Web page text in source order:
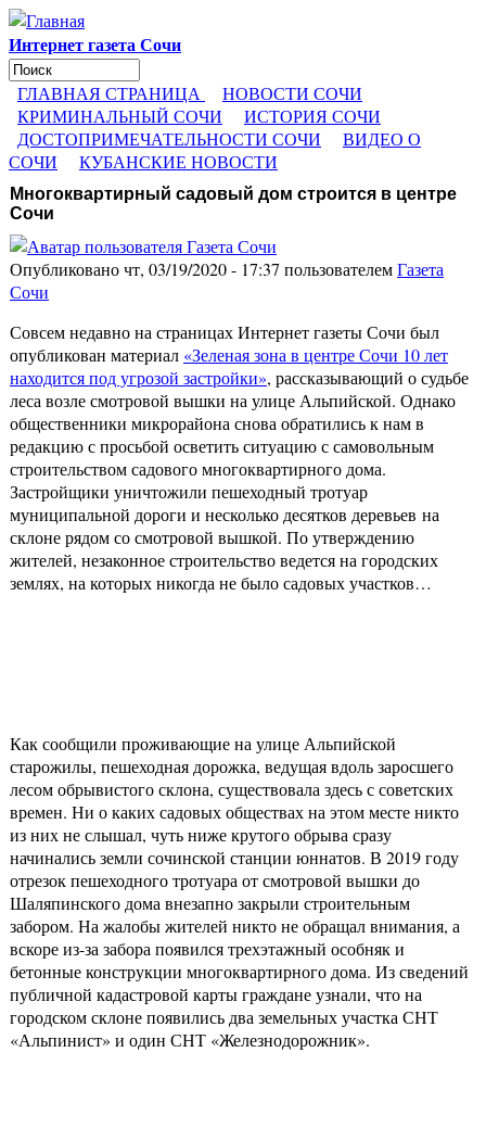
Перейти к основному содержанию
Интернет газета Сочи
Форма поиска
Поиск
ГЛАВНАЯ СТРАНИЦА
НОВОСТИ СОЧИ
КРИМИНАЛЬНЫЙ СОЧИ
ИСТОРИЯ СОЧИ
ДОСТОПРИМЕЧАТЕЛЬНОСТИ СОЧИ
ВИДЕО О
СОЧИ
КУБАНСКИЕ НОВОСТИ
Многоквартирный садовый дом строится в центре
Сочи
Опубликовано чт, 03/19/2020 - 17:37 пользователемГазета
Сочи
Совсем недавно на страницах Интернет газеты Сочи был
опубликован материал «Зеленая зона в центре Сочи 10 лет
находится под угрозой застройки», рассказывающий о судьбе
леса возле смотровой вышки на улице Альпийской. Однако
общественники микрорайона снова обратились к нам в
редакцию с просьбой осветить ситуацию с самовольным
строительством садового многоквартирного дома.
Застройщики уничтожили пешеходный тротуар
муниципальной дороги и несколько десятков деревьев на
склоне рядом со смотровой вышкой. По утверждению
жителей, незаконное строительство ведется на городских
землях, на которых никогда не было садовых участков…
Как сообщили проживающие на улице Альпийской
старожилы, пешеходная дорожка, ведущая вдоль заросшего
лесом обрывистого склона, существовала здесь с советских
времен. Ни о каких садовых обществах на этом месте никто
из них не слышал, чуть ниже крутого обрыва сразу
начинались земли сочинской станции юннатов. В 2019 году
отрезок пешеходного тротуара от смотровой вышки до
Шаляпинского дома внезапно закрыли строительным
забором. На жалобы жителей никто не обращал внимания, а
вскоре из-за забора появился трехэтажный особняк и
бетонные конструкции многоквартирного дома. Из сведений
публичной кадастровой карты граждане узнали, что на
городском склоне появились два земельных участка СНТ
«Альпинист» и один СНТ «Железнодорожник».